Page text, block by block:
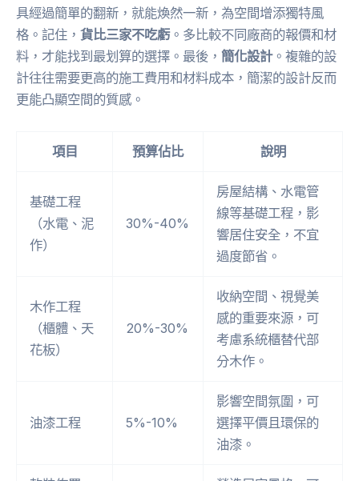
具經過簡單的翻新，就能煥然一新，為空間增添獨特風
格。記住， 貨比三家不吃虧。多比較不同廠商的報價和材
料，才能找到最划算的選擇。最後， 簡化設計。複雜的設
計往往需要更高的施工費用和材料成本，簡潔的設計反而
更能凸顯空間的質感。
項目 預算佔比 說明
基礎工程
（水電、泥
作）
30%-40%
房屋結構、水電管
線等基礎工程，影
響居住安全，不宜
過度節省。
木作工程
（櫃體、天
花板）
20%-30%
收納空間、視覺美
感的重要來源，可
考慮系統櫃替代部
分木作。
油漆工程 5%-10%
影響空間氛圍，可
選擇平價且環保的
油漆。